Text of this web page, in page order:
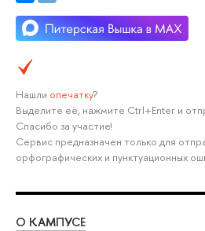
Нашли опечатку?
Выделите её, нажмите Ctrl+Enter и
Спасибо за участие!
Сервис предназначен только для
орфографических и пунктуационных
О КАМПУСЕ